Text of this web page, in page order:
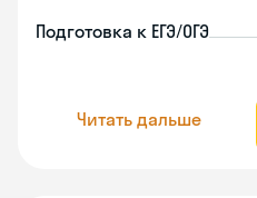
Подготовка к ЕГЭ/ОГЭ
Читать дальше